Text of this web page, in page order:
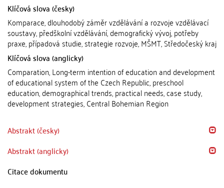
Klíčová slova (česky)
Komparace, dlouhodobý záměr vzdělávání a rozvoje vzdělávací
soustavy, předškolní vzdělávání, demografický vývoj, potřeby
praxe, případová studie, strategie rozvoje, MŠMT, Středočeský kraj
Klíčová slova (anglicky)
Comparation, Long-term intention of education and development
of educational system of the Czech Republic, preschool
education, demographical trends, practical needs, case study,
development strategies, Central Bohemian Region
Abstrakt (česky)
Abstrakt (anglicky)
Citace dokumentu